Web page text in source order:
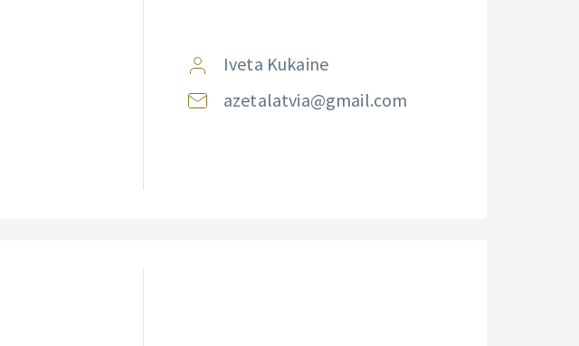
Iveta Kukaine
azetalatvia@gmail.com